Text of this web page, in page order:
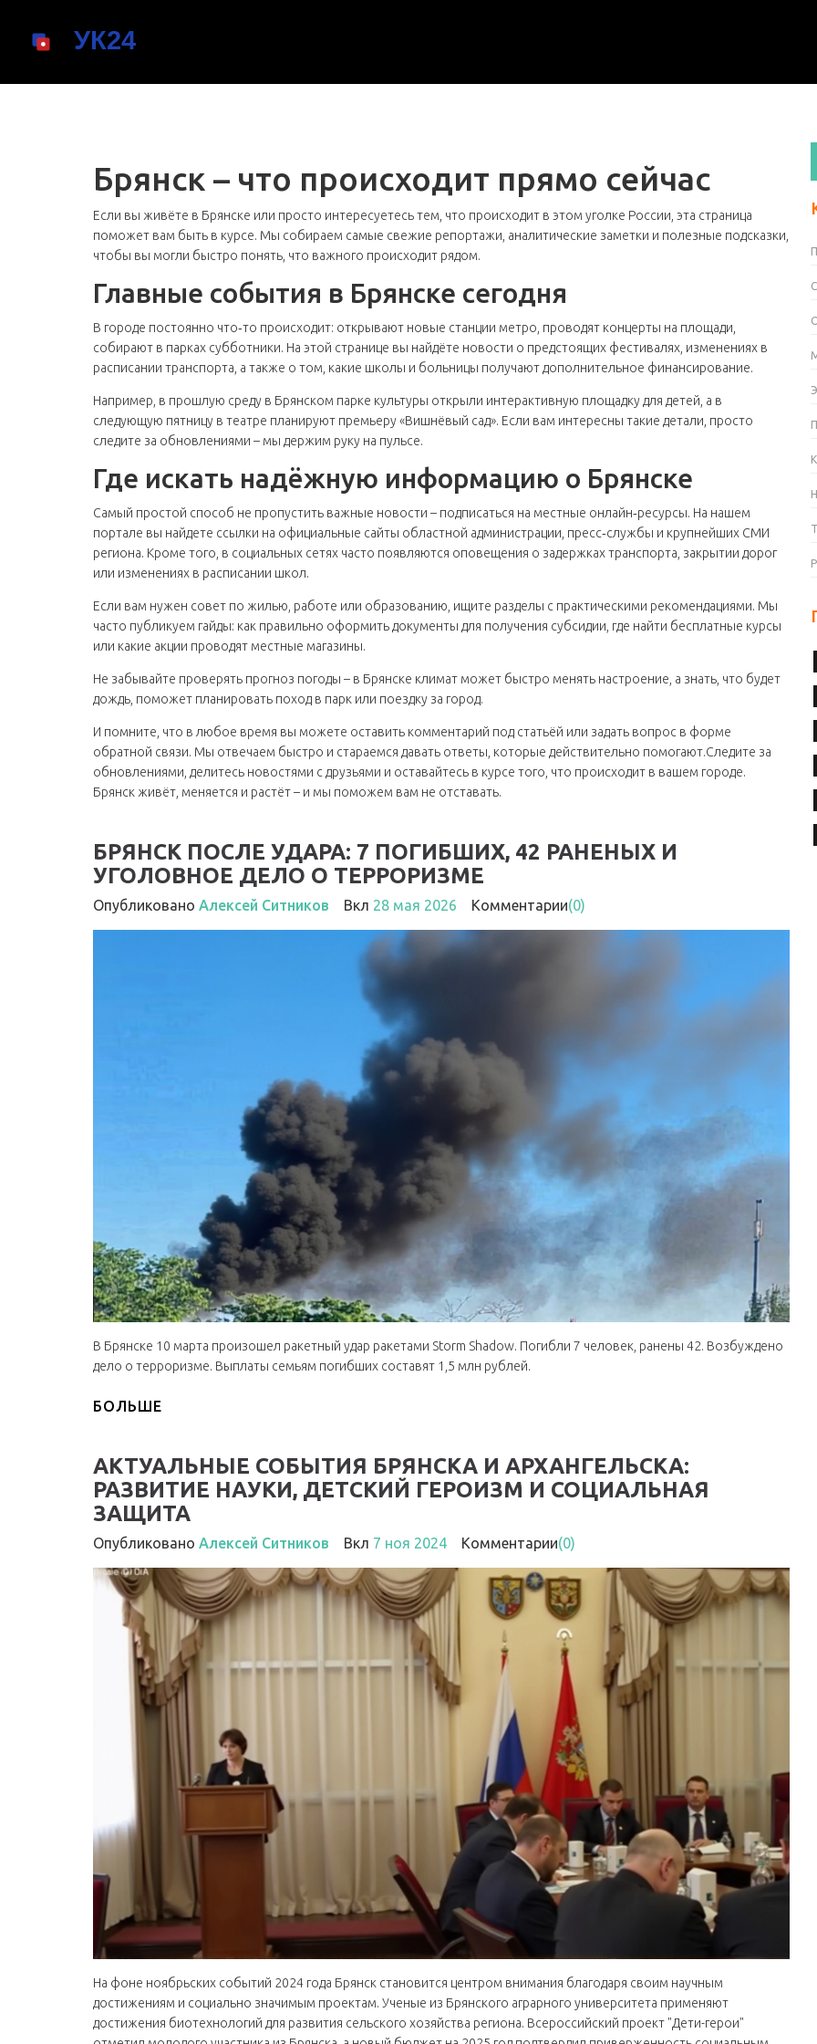
Брянск – что происходит прямо сейчас
Если вы живёте в Брянске или просто интересуетесь тем, что происходит в этом уголке России, эта страница
поможет вам быть в курсе. Мы собираем самые свежие репортажи, аналитические заметки и полезные подсказки,
чтобы вы могли быстро понять, что важного происходит рядом.
Главные события в Брянске сегодня
В городе постоянно что‑то происходит: открывают новые станции метро, проводят концерты на площади,
собирают в парках субботники. На этой странице вы найдёте новости о предстоящих фестивалях, изменениях в
расписании транспорта, а также о том, какие школы и больницы получают дополнительное финансирование.
Например, в прошлую среду в Брянском парке культуры открыли интерактивную площадку для детей, а в
следующую пятницу в театре планируют премьеру «Вишнёвый сад». Если вам интересны такие детали, просто
следите за обновлениями – мы держим руку на пульсе.
Где искать надёжную информацию о Брянске
Самый простой способ не пропустить важные новости – подписаться на местные онлайн‑ресурсы. На нашем
портале вы найдете ссылки на официальные сайты областной администрации, пресс‑службы и крупнейших СМИ
региона. Кроме того, в социальных сетях часто появляются оповещения о задержках транспорта, закрытии дорог
или изменениях в расписании школ.
Если вам нужен совет по жилью, работе или образованию, ищите разделы с практическими рекомендациями. Мы
часто публикуем гайды: как правильно оформить документы для получения субсидии, где найти бесплатные курсы
или какие акции проводят местные магазины.
Не забывайте проверять прогноз погоды – в Брянске климат может быстро менять настроение, а знать, что будет
дождь, поможет планировать поход в парк или поездку за город.
И помните, что в любое время вы можете оставить комментарий под статьёй или задать вопрос в форме
обратной связи. Мы отвечаем быстро и стараемся давать ответы, которые действительно помогают.Следите за
обновлениями, делитесь новостями с друзьями и оставайтесь в курсе того, что происходит в вашем городе.
Брянск живёт, меняется и растёт – и мы поможем вам не отставать.
БРЯНСК ПОСЛЕ УДАРА: 7 ПОГИБШИХ, 42 РАНЕНЫХ И
УГОЛОВНОЕ ДЕЛО О ТЕРРОРИЗМЕ
Опубликовано Алексей Ситников Вкл 28 мая 2026 Комментарии(0)
В Брянске 10 марта произошел ракетный удар ракетами Storm Shadow. Погибли 7 человек, ранены 42. Возбуждено
дело о терроризме. Выплаты семьям погибших составят 1,5 млн рублей.
БОЛЬШЕ
АКТУАЛЬНЫЕ СОБЫТИЯ БРЯНСКА И АРХАНГЕЛЬСКА:
РАЗВИТИЕ НАУКИ, ДЕТСКИЙ ГЕРОИЗМ И СОЦИАЛЬНАЯ
ЗАЩИТА
Опубликовано Алексей Ситников Вкл 7 ноя 2024 Комментарии(0)
На фоне ноябрьских событий 2024 года Брянск становится центром внимания благодаря своим научным
достижениям и социально значимым проектам. Ученые из Брянского аграрного университета применяют
достижения биотехнологий для развития сельского хозяйства региона. Всероссийский проект "Дети-герои"